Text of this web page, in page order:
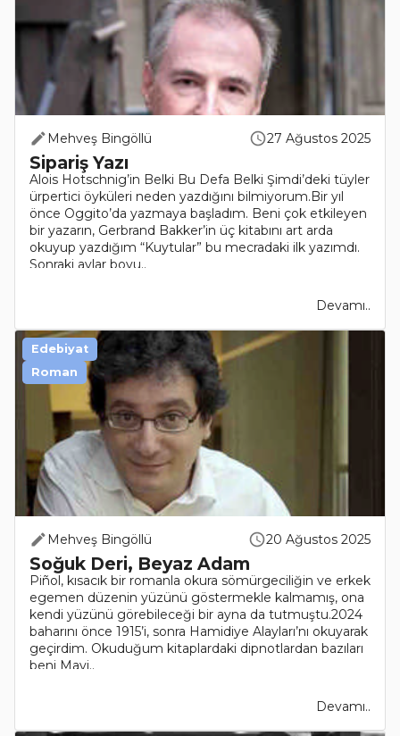
Mehveş Bingöllü 27 Ağustos 2025
Sipariş Yazı
Alois Hotschnig’in Belki Bu Defa Belki Şimdi’deki tüyler
ürpertici öyküleri neden yazdığını bilmiyorum.Bir yıl
önce Oggito’da yazmaya başladım. Beni çok etkileyen
bir yazarın, Gerbrand Bakker’in üç kitabını art arda
okuyup yazdığım “Kuytular” bu mecradaki ilk yazımdı.
Sonraki aylar boyu..
Devamı..
Mehveş Bingöllü 20 Ağustos 2025
Soğuk Deri, Beyaz Adam
Piñol, kısacık bir romanla okura sömürgeciliğin ve erkek
egemen düzenin yüzünü göstermekle kalmamış, ona
kendi yüzünü görebileceği bir ayna da tutmuştu.2024
baharını önce 1915’i, sonra Hamidiye Alayları’nı okuyarak
geçirdim. Okuduğum kitaplardaki dipnotlardan bazıları
beni Mavi..
Devamı..
Edebiyat
Roman